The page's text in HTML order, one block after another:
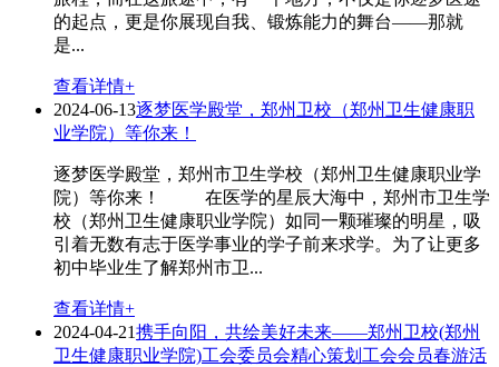
的起点，更是你展现自我、锻炼能力的舞台——那就
是...
查看详情+
2024-06-13逐梦医学殿堂，郑州卫校（郑州卫生健康职
业学院）等你来！
逐梦医学殿堂，郑州市卫生学校（郑州卫生健康职业学
院）等你来！ 在医学的星辰大海中，郑州市卫生学
校（郑州卫生健康职业学院）如同一颗璀璨的明星，吸
引着无数有志于医学事业的学子前来求学。为了让更多
初中毕业生了解郑州市卫...
查看详情+
2024-04-21携手向阳，共绘美好未来——郑州卫校(郑州
卫生健康职业学院)工会委员会精心策划工会会员春游活